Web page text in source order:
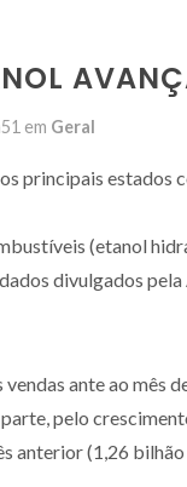
em Geral
(etanol
divulgados
ante ao mês
pelo
anterior (1,26